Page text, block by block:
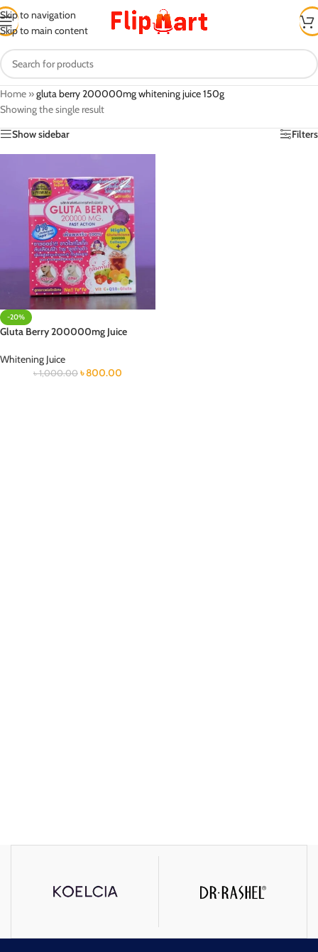
Skip to navigation
Skip to main content
Home »gluta berry 200000mg whitening juice 150g
Showing the single result
Show sidebar
Filters
-20%
Gluta Berry 200000mg Juice
Whitening Juice
৳1,000.00 ৳800.00